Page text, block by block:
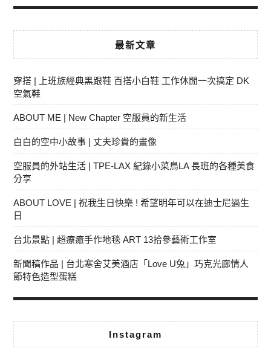
最新文章
穿搭 | 上班族經典黑跟鞋 百搭小白鞋 工作休閒一次搞定 DK
空氣鞋
ABOUT ME | New Chapter 空服員的新生活
白白的空中小故事 | 丈夫珍貴的畫像
空服員的外站生活 | TPE-LAX 紀錄小菜鳥LA 長班的各種美食
分享
ABOUT LOVE | 祝我生日快樂 ! 希望明年可以在迪士尼過生
日
台北景點 | 超療癒手作地毯 ART 13拾參藝術工作室
新聞稿作品 | 台北寒舍艾美酒店「Love U兔」巧克光廊情人
節特色造型蛋糕
Instagram